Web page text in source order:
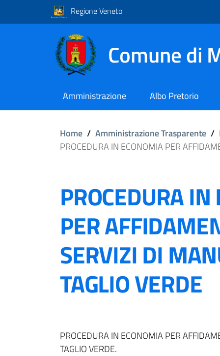
Regione Veneto
Comune di
Amministrazione Albo Pretorio
Home / Amministrazione Trasparente /
PROCEDURA IN ECONOMIA PER
PROCEDURA
PER
SERVIZI DI
TAGLIO VERDE
PROCEDURA IN ECONOMIA PER
TAGLIO VERDE.